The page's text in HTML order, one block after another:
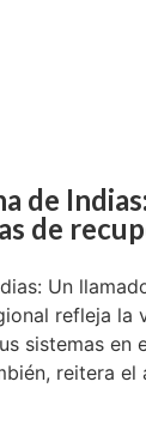
de
de
Un
refleja
sistemas
reitera